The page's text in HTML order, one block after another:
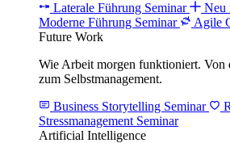
Laterale Führung Seminar
Neu
Moderne Führung Seminar
Agile
Future Work
Wie Arbeit morgen funktioniert.
zum Selbstmanagement.
Business Storytelling Seminar
Stressmanagement Seminar
Artificial Intelligence